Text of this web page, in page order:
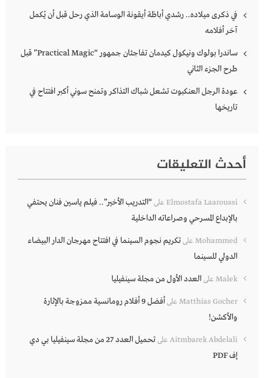
في ذكرى ميلاده.. رشدي أباظة أيقونة الوسامة الذي رحل قبل أن يُكمل
آخر أفلامه
ساندرا بولوك ونيكول كيدمان تفاجئان جمهور “Practical Magic” قبل
طرح الجزء الثاني
عودة الرجل العنكبوت تشعل شباك التذاكر وتمنح سوني أكبر افتتاح في
تاريخها
أحدث التعليقات
Elmostafa Laaroussi على“التدريب الأخير”.. فيلم ياسين فنان يحتفي
بالإبداع المسرحي وصراعاته الداخلية
Mohammed علىتكريم نجوم السينما في افتتاح مهرجان الدار البيضاء
الدولي للسينما
Malek علىالعدد الأول من مجلة سينفيليا
Matthias Gocher على
أفضل 9 أفلام رومانسية ممزوجة بالإثارة
والأكشن!
Aitmbarek Abdelali على
تحميل العدد 27 من مجلة سينفيليا بي دي
إف PDF